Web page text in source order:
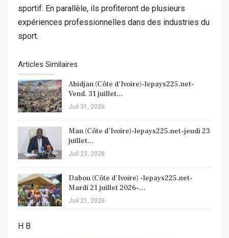
sportif. En parallèle, ils profiteront de plusieurs
expériences professionnelles dans des industries du
sport.
Articles Similaires
Abidjan (Côte d’Ivoire)-lepays225.net-
Vend. 31 juillet…
Juil 31, 2026
Man (Côte d’Ivoire)-lepays225.net-jeudi 23
juillet…
Juil 23, 2026
Dabou (Côte d’Ivoire) -lepays225.net-
Mardi 21 juillet 2026-…
Juil 21, 2026
H B